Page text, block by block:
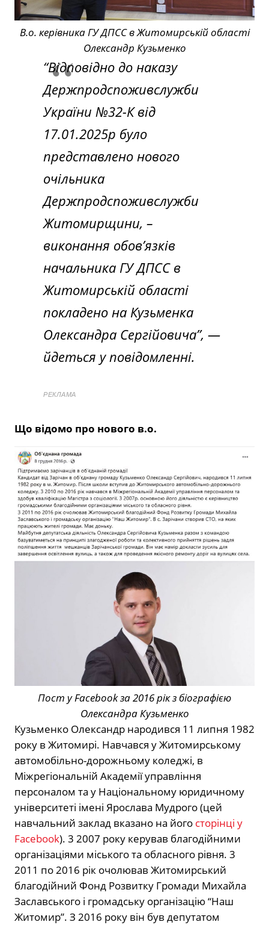
В.о. керівника ГУ ДПСС в Житомирській області
Олександр Кузьменко
“Відповідно до наказу
Держпродспоживслужби
України №32-К від
17.01.2025р було
представлено нового
очільника
Держпродспоживслужби
Житомирщини, –
виконання обов’язків
начальника ГУ ДПСС в
Житомирській області
покладено на Кузьменка
Олександра Сергійовича”, —
йдеться у повідомленні.
РЕКЛАМА
Що відомо про нового в.о.
Пост у Facebook за 2016 рік з біографією
Олександра Кузьменко
Кузьменко Олександр народився 11 липня 1982
року в Житомирі. Навчався у Житомирському
автомобільно-дорожньому коледжі, в
Міжрегіональній Академії управління
персоналом та у Національному юридичному
університеті імені Ярослава Мудрого (цей
навчальний заклад вказано на його сторінці у
Facebook). 3 2007 року керував благодійними
організаціями міського та обласного рівня. 3
2011 по 2016 рік очолював Житомирський
благодійний Фонд Розвитку Громади Михайла
Заславського і громадську організацію “Наш
Житомир”. З 2016 року він був депутатом